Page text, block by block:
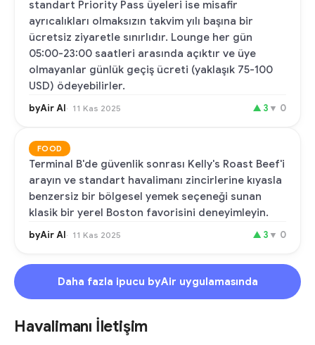
standart Priority Pass üyeleri ise misafir
ayrıcalıkları olmaksızın takvim yılı başına bir
ücretsiz ziyaretle sınırlıdır. Lounge her gün
05:00-23:00 saatleri arasında açıktır ve üye
olmayanlar günlük geçiş ücreti (yaklaşık 75-100
USD) ödeyebilirler.
byAir AI 11 Kas 2025 ▲ 3 ▼ 0
FOOD
Terminal B'de güvenlik sonrası Kelly's Roast Beef'i
arayın ve standart havalimanı zincirlerine kıyasla
benzersiz bir bölgesel yemek seçeneği sunan
klasik bir yerel Boston favorisini deneyimleyin.
byAir AI 11 Kas 2025 ▲ 3 ▼ 0
Daha fazla ipucu byAir uygulamasında
Havalimanı İletişim